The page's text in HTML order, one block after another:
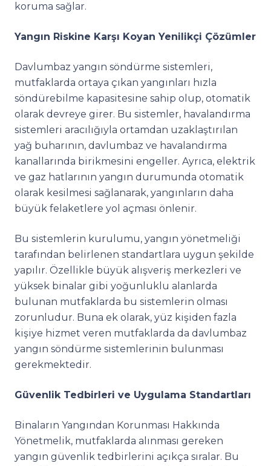
koruma sağlar.
Yangın Riskine Karşı Koyan Yenilikçi Çözümler
Davlumbaz yangın söndürme sistemleri,
mutfaklarda ortaya çıkan yangınları hızla
söndürebilme kapasitesine sahip olup, otomatik
olarak devreye girer. Bu sistemler, havalandırma
sistemleri aracılığıyla ortamdan uzaklaştırılan
yağ buharının, davlumbaz ve havalandırma
kanallarında birikmesini engeller. Ayrıca, elektrik
ve gaz hatlarının yangın durumunda otomatik
olarak kesilmesi sağlanarak, yangınların daha
büyük felaketlere yol açması önlenir.
Bu sistemlerin kurulumu, yangın yönetmeliği
tarafından belirlenen standartlara uygun şekilde
yapılır. Özellikle büyük alışveriş merkezleri ve
yüksek binalar gibi yoğunluklu alanlarda
bulunan mutfaklarda bu sistemlerin olması
zorunludur. Buna ek olarak, yüz kişiden fazla
kişiye hizmet veren mutfaklarda da davlumbaz
yangın söndürme sistemlerinin bulunması
gerekmektedir.
Güvenlik Tedbirleri ve Uygulama Standartları
Binaların Yangından Korunması Hakkında
Yönetmelik, mutfaklarda alınması gereken
yangın güvenlik tedbirlerini açıkça sıralar. Bu